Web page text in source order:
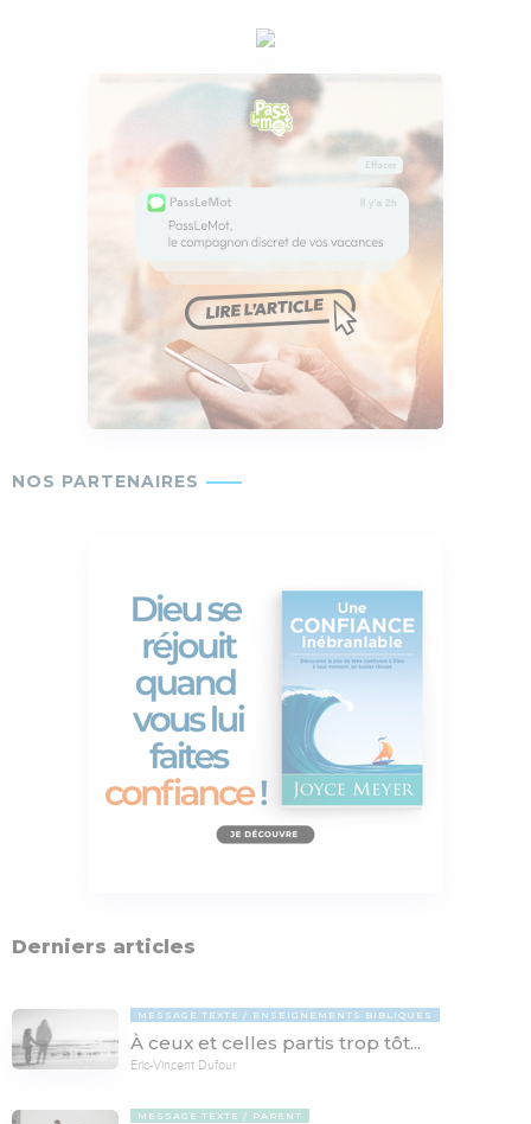
Derniers articles
MESSAGE TEXTE ENSEIGNEMENTS BIBLIQUES
À ceux et celles partis trop tôt...
Eric-Vincent Dufour
MESSAGE TEXTE PARENT